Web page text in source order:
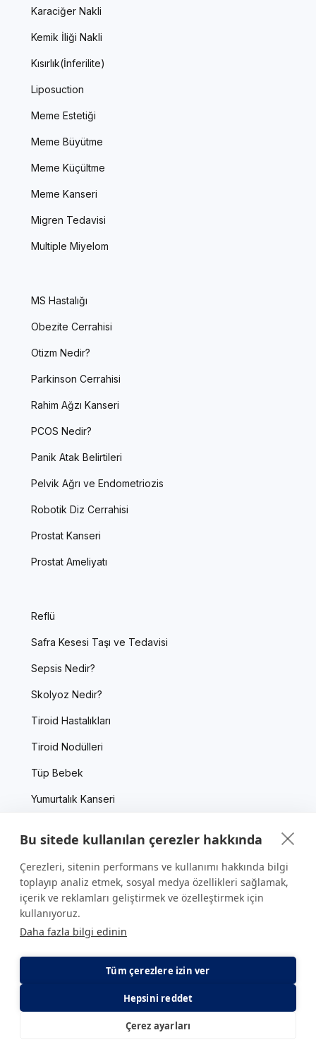
E-Randevu
Karaciğer Nakli
Kemik İliği Nakli
Kısırlık(İnferilite)
Liposuction
Meme Estetiği
Meme Büyütme
Meme Küçültme
Meme Kanseri
Migren Tedavisi
Multiple Miyelom
MS Hastalığı
Obezite Cerrahisi
Otizm Nedir?
Parkinson Cerrahisi
Rahim Ağzı Kanseri
PCOS Nedir?
Panik Atak Belirtileri
Pelvik Ağrı ve Endometriozis
Robotik Diz Cerrahisi
Prostat Kanseri
Prostat Ameliyatı
Reflü
Safra Kesesi Taşı ve Tedavisi
Sepsis Nedir?
Skolyoz Nedir?
Tiroid Hastalıkları
Tiroid Nodülleri
Tüp Bebek
Yumurtalık Kanseri
Kurumsal
Hakkımızda
Yönetim Kurulu
Belgelenmiş Kalite
İnsan Kaynakları
Bu sitede kullanılan çerezler hakkında
Çerezleri, sitenin performans ve kullanımı hakkında bilgi
toplayıp analiz etmek, sosyal medya özellikleri sağlamak,
içerik ve reklamları geliştirmek ve özelleştirmek için
kullanıyoruz.
Daha fazla bilgi edinin
Tüm çerezlere izin ver
Hepsini reddet
Çerez ayarları